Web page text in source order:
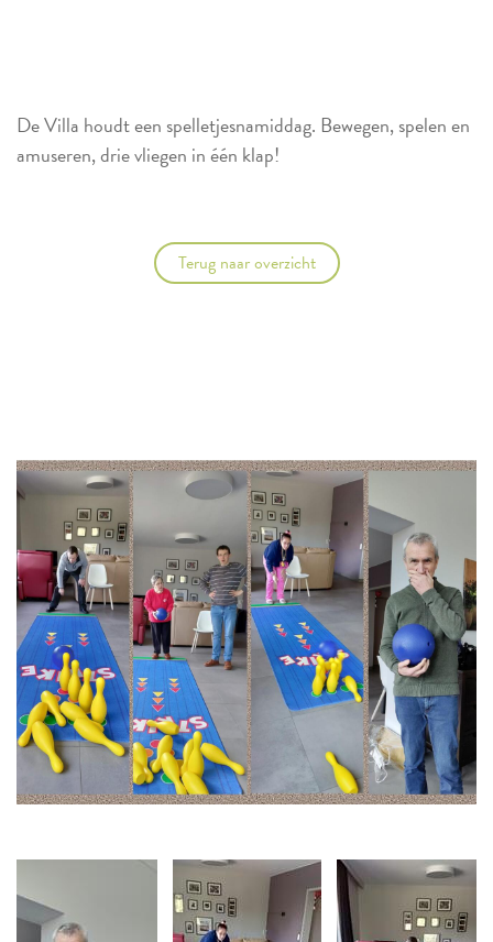
De Villa houdt een spelletjesnamiddag. Bewegen, spelen en
amuseren, drie vliegen in één klap!
Terug naar overzicht